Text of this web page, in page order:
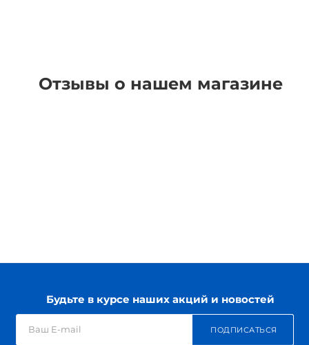
Отзывы о нашем магазине
Будьте в курсе наших акций и новостей
ПОДПИСАТЬСЯ